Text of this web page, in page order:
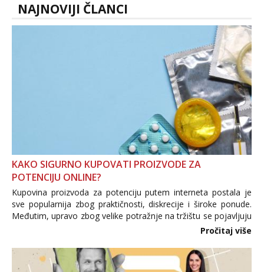
NAJNOVIJI ČLANCI
KAKO SIGURNO KUPOVATI PROIZVODE ZA
POTENCIJU ONLINE?
Kupovina proizvoda za potenciju putem interneta postala je
sve popularnija zbog praktičnosti, diskrecije i široke ponude.
Međutim, upravo zbog velike potražnje na tržištu se pojavljuju
i brojni krivotvoreni proizvodi, nepouzdane internetske
Pročitaj više